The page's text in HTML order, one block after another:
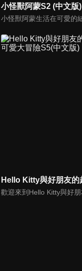
小怪獸阿蒙S2 (中文版)